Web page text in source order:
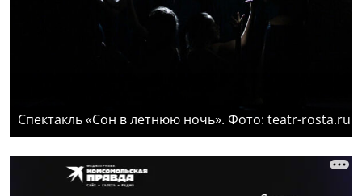
Спектакль «Сон в летнюю ночь». Фото: teatr-rosta.ru